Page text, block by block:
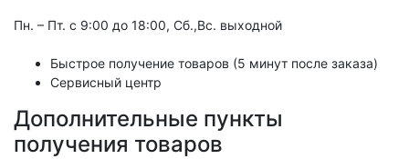
Пн. – Пт. с 9:00 до 18:00, Cб.,Вс. выходной
Быстрое получение товаров (5 минут после заказа)
Сервисный центр
Дополнительные пункты
получения товаров